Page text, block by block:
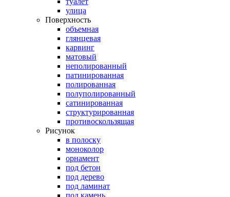
улица
Поверхность
объемная
глянцевая
карвинг
матовый
неполированный
патинированная
полированная
полуполированный
сатинированная
структурированная
противоскользящая
Рисунок
в полоску
моноколор
орнамент
под бетон
под дерево
под ламинат
под камень